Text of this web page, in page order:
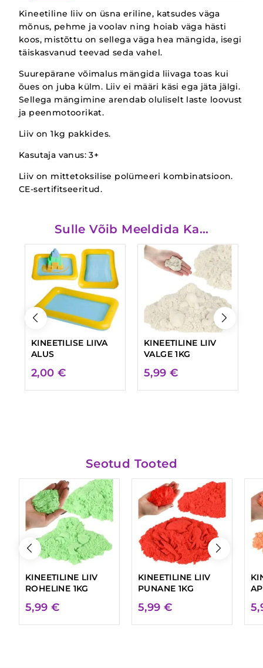
Kineetiline liiv on üsna eriline, katsudes väga
mõnus, pehme ja voolav ning hoiab väga hästi
koos, mistõttu on sellega väga hea mängida, isegi
täiskasvanud teevad seda vahel.
Suurepärane võimalus mängida liivaga toas kui
õues on juba külm. Liiv ei määri käsi ega jäta jälgi.
Sellega mängimine arendab oluliselt laste loovust
ja peenmotoorikat.
Liiv on 1kg pakkides.
Kasutaja vanus: 3+
Liiv on mittetoksilise polümeeri kombinatsioon.
CE-sertifitseeritud.
Sulle Võib Meeldida Ka…
KINEETILISE LIIVA
ALUS
2,00 €
KINEETILINE LIIV
VALGE 1KG
5,99 €
Seotud Tooted
KINEETILINE LIIV
ROHELINE 1KG
5,99 €
KINEETILINE LIIV
PUNANE 1KG
5,99 €